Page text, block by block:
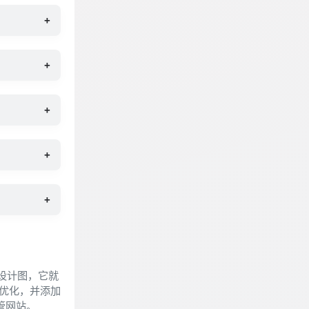
+
+
+
+
+
计图，它就
化，并添加
站。